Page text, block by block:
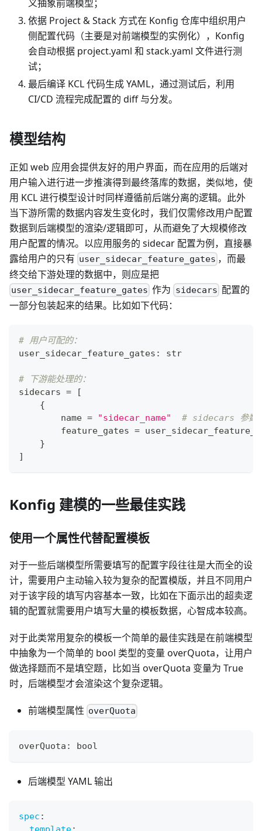
义抽象前端模型；
依据 Project & Stack 方式在 Konfig 仓库中组织用户
侧配置代码（主要是对前端模型的实例化），Konfig
会自动根据 project.yaml 和 stack.yaml 文件进行测
试；
最后编译 KCL 代码生成 YAML，通过测试后，利用
CI/CD 流程完成配置的 diff 与分发。
模型结构
正如 web 应用会提供友好的用户界面，而在应用的后端对
用户输入进行进一步推演得到最终落库的数据，类似地，使
用 KCL 进行模型设计时同样遵循前后端分离的逻辑。此外
当下游所需的数据内容发生变化时，我们仅需修改用户配置
数据到后端模型的渲染/逻辑即可，从而避免了大规模修改
用户配置的情况。以应用服务的 sidecar 配置为例，直接暴
露给用户的只有 user_sidecar_feature_gates ，而最
终交给下游处理的数据中，则应是把
user_sidecar_feature_gates 作为 sidecars 配置的
一部分包装起来的结果。比如如下代码：
# 用户可配的：
user_sidecar_feature_gates : str
# 下游能处理的：
sidecars =
[
{
        name
= "sidecar_name"
# sidecars 参数的
        feature_gates
=
}
]
Konfig 建模的一些最佳实践
使用一个属性代替配置模板
对于一些后端模型所需要填写的配置字段往往是大而全的设
计，需要用户主动输入较为复杂的配置模版，并且不同用户
对于该字段的填写内容基本一致，比如在下面示出的超卖逻
辑的配置就需要用户填写大量的模板数据，心智成本较高。
对于此类常用复杂的模板一个简单的最佳实践是在前端模型
中抽象为一个简单的 bool 类型的变量 overQuota，让用户
做选择题而不是填空题，比如当 overQuota 变量为 True
时，后端模型才会渲染这个复杂逻辑。
前端模型属性 overQuota
overQuota : bool
后端模型 YAML 输出
spec :